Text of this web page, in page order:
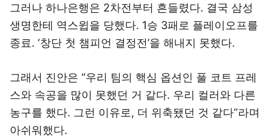
그러나 하나은행은 2차전부터 흔들렸다. 결국 삼성
생명한테 역스윕을 당했다. 1승 3패로 플레이오프를
종료. ‘창단 첫 챔피언 결정전’을 해내지 못했다.
그래서 진안은 “우리 팀의 핵심 옵션인 풀 코트 프레
스와 속공을 많이 못했던 거 같다. 우리 컬러와 다른
농구를 했다. 그런 이유로, 더 위축됐던 것 같다”라며
아쉬워했다.